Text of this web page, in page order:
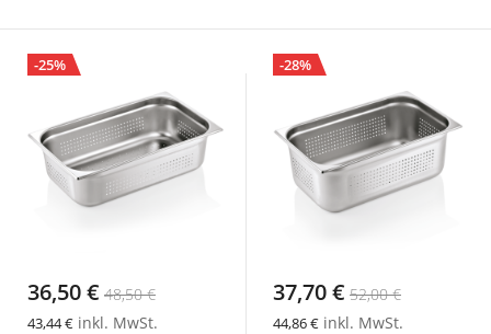
-25%
36,50 € 48,50 €
43,44 € inkl. MwSt.
-28%
37,70 € 52,00 €
44,86 € inkl. MwSt.